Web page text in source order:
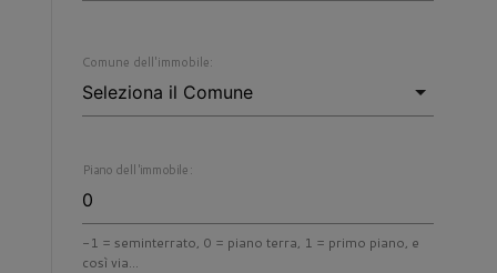
Comune dell'immobile:
Piano dell'immobile:
-1 = seminterrato, 0 = piano terra, 1 = primo piano, e
così via...